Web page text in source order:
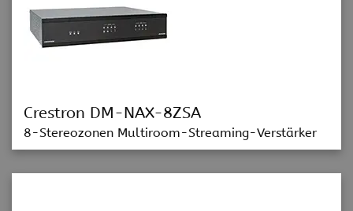
Crestron DM-NAX-8ZSA
8-Stereozonen Multiroom-Streaming-Verstärker